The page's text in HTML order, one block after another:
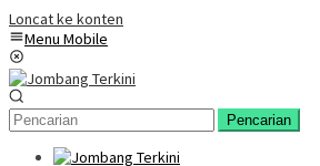
Loncat ke konten
Menu Mobile
Pencarian